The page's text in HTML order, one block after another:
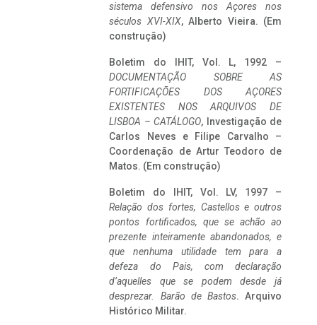
sistema defensivo nos Açores nos
séculos XVI-XIX, Alberto Vieira. (Em
construção)
Boletim do IHIT, Vol. L, 1992 –
DOCUMENTAÇÃO SOBRE AS
FORTIFICAÇÕES DOS AÇORES
EXISTENTES NOS ARQUIVOS DE
LISBOA – CATÁLOGO, Investigação de
Carlos Neves e Filipe Carvalho –
Coordenação de Artur Teodoro de
Matos. (Em construção)
Boletim do IHIT, Vol. LV, 1997 –
Relação dos fortes, Castellos e outros
pontos fortificados, que se achão ao
prezente inteiramente abandonados, e
que nenhuma utilidade tem para a
defeza do Pais, com declaração
d’aquelles que se podem desde já
desprezar. Barão de Bastos. Arquivo
Histórico Militar.